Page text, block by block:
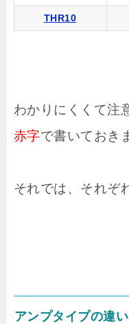
THR10
わかりにくくて注
赤字で書いておき
それでは、それぞ
アンプタイプの違い